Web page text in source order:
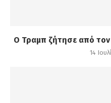
Ο Τραμπ ζήτησε από τον
14